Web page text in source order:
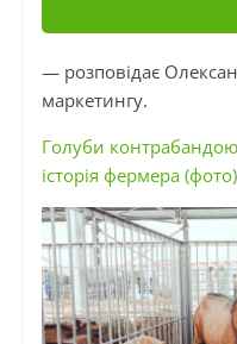
— розповідає
маркетингу.
Голуби
історія фермера (фото)